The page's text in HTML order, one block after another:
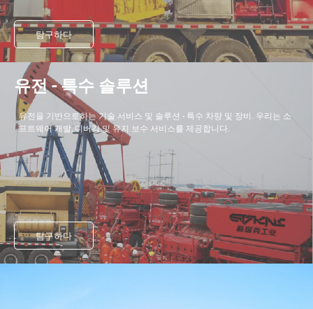
탐구하다
유전 - 특수 솔루션
유전을 기반으로하는 기술 서비스 및 솔루션 - 특수 차량 및 장비. 우리는 소
프트웨어 개발, 디버깅 및 유지 보수 서비스를 제공합니다.
탐구하다